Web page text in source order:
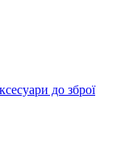
до зброї